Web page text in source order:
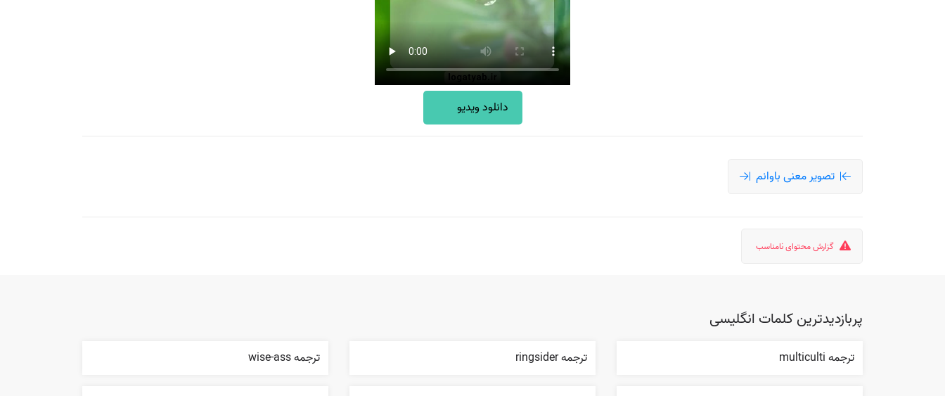
دانلود ویدیو
تصویر معنی باوانم
گزارش محتوای نامناسب
پربازدیدترین کلمات انگلیسی
ترجمه multiculti ترجمه ringsider ترجمه wise-ass